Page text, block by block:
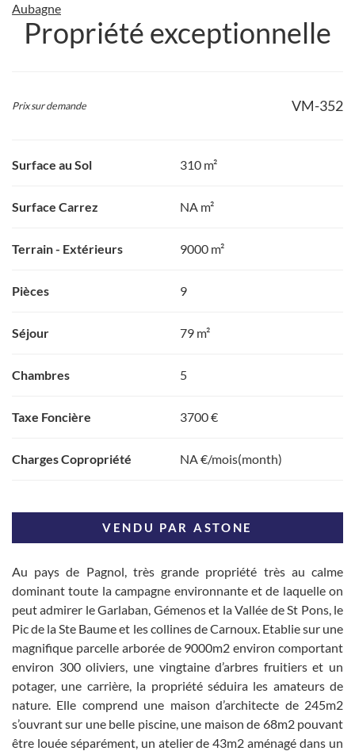
Aubagne
Propriété exceptionnelle
Prix sur demande VM-352
Surface au Sol 310 m²
Surface Carrez NA m²
Terrain - Extérieurs 9000 m²
Pièces 9
Séjour 79 m²
Chambres 5
Taxe Foncière 3700 €
Charges Copropriété NA €/mois(month)
VENDU PAR ASTONE
Au pays de Pagnol, très grande propriété très au calme
dominant toute la campagne environnante et de laquelle on
peut admirer le Garlaban, Gémenos et la Vallée de St Pons, le
Pic de la Ste Baume et les collines de Carnoux. Etablie sur une
magnifique parcelle arborée de 9000m2 environ comportant
environ 300 oliviers, une vingtaine d’arbres fruitiers et un
potager, une carrière, la propriété séduira les amateurs de
nature. Elle comprend une maison d’architecte de 245m2
s’ouvrant sur une belle piscine, une maison de 68m2 pouvant
être louée séparément, un atelier de 43m2 aménagé dans un